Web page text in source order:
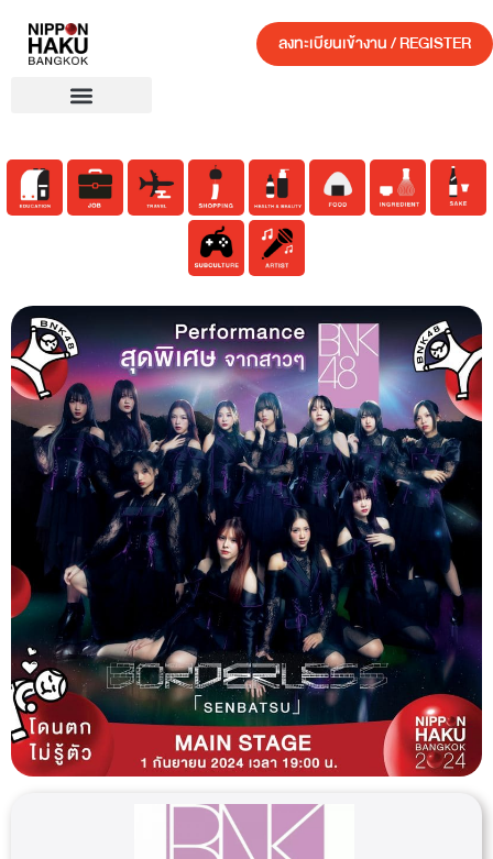
ลงทะเบียนเข้างาน / REGISTER